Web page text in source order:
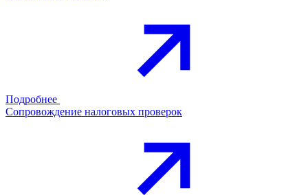
Подробнее
Сопровождение налоговых проверок